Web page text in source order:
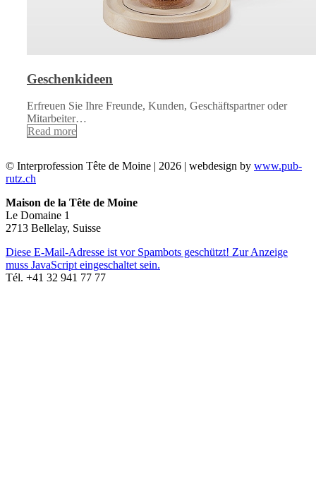
Geschenkideen
Erfreuen Sie Ihre Freunde, Kunden, Geschäftspartner oder
Mitarbeiter…
Read more
© Interprofession Tête de Moine | 2026 | webdesign by www.pub-
rutz.ch
Maison de la Tête de Moine
Le Domaine 1
2713 Bellelay, Suisse
Diese E-Mail-Adresse ist vor Spambots geschützt! Zur Anzeige
muss JavaScript eingeschaltet sein.
Tél. +41 32 941 77 77